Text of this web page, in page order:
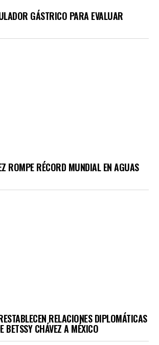
GÁSTRICO PARA EVALUAR
ROMPE RÉCORD MUNDIAL EN AGUAS
RELACIONES DIPLOMÁTICAS
BETSSY CHÁVEZ A MÉXICO